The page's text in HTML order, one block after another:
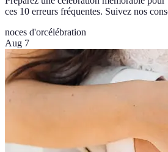
ces 10 erreurs fréquentes. Suivez nos
noces d'orcélébration
Aug 7